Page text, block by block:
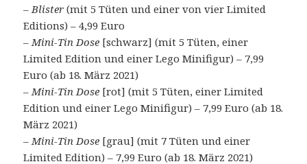
– Blister (mit 5 Tüten und einer von vier Limited
Editions) – 4,99 Euro
– Mini-Tin Dose [schwarz] (mit 5 Tüten, einer
Limited Edition und einer Lego Minifigur) – 7,99
Euro (ab 18. März 2021)
– Mini-Tin Dose [rot] (mit 5 Tüten, einer Limited
Edition und einer Lego Minifigur) – 7,99 Euro (ab 18.
März 2021)
– Mini-Tin Dose [grau] (mit 7 Tüten und einer
Limited Edition) – 7,99 Euro (ab 18. März 2021)